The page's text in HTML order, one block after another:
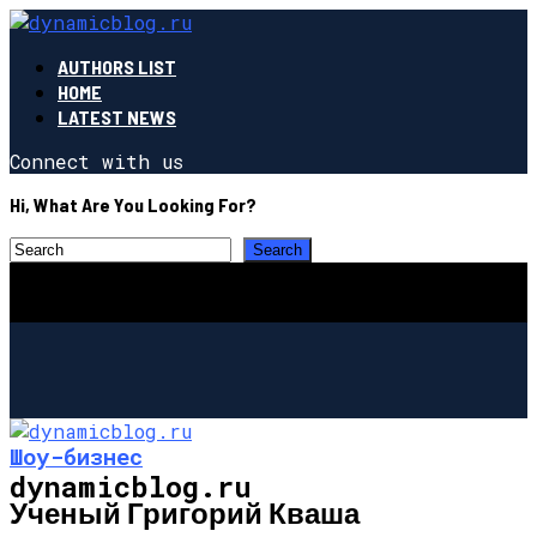
AUTHORS LIST
HOME
LATEST NEWS
Connect with us
Hi, What Are You Looking For?
dynamicblog.ru
Шоу-бизнес
Ученый Григорий Кваша